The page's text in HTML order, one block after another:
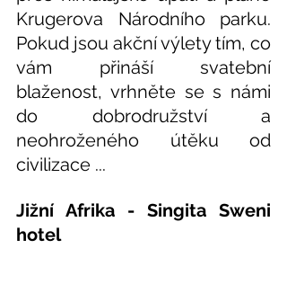
Krugerova Národního parku.
Pokud jsou akční výlety tím, co
vám přináší svatební
blaženost, vrhněte se s námi
do dobrodružství a
neohroženého útěku od
civilizace ...
Jižní Afrika - Singita Sweni
hotel